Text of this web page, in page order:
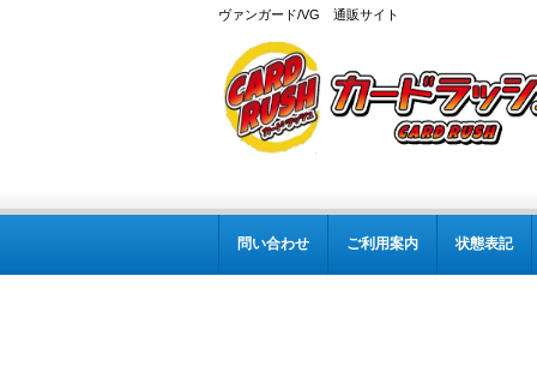
ヴァンガード/VG 通販サイト
問い合わせ ご利用案内 状態表記